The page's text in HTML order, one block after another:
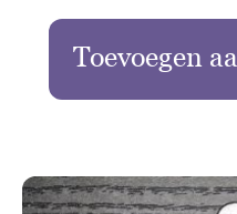
Toevoegen